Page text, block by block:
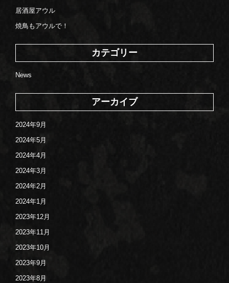
居酒屋アウル
焼鳥もアウルで！
カテゴリー
News
アーカイブ
2024年9月
2024年5月
2024年4月
2024年3月
2024年2月
2024年1月
2023年12月
2023年11月
2023年10月
2023年9月
2023年8月